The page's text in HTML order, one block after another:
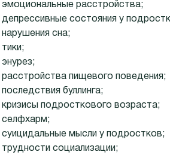
эмоциональные расстройства;
депрессивные состояния у
нарушения сна;
тики;
энурез;
расстройства пищевого поведения;
последствия буллинга;
кризисы подросткового возраста;
селфхарм;
суицидальные мысли у подростков;
трудности социализации;